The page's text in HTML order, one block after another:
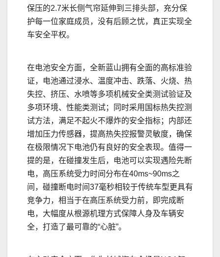
保压的2.7米长侧气帘延伸到三排头部，充分保
护每一位家庭成员，没有后顾之忧，真正实现全
车安全平权。
在电池安全方面，全新蓝山拥有全面的高标准验
证，电池通过浸水、温度冲击、跌落、火烧、热
失控、挤压、水喷等多项机械安全类测试验证及
多项环境、性能类测试；同时采用国标热失控测
试方法，满足不起火不爆炸的安全指标；内部还
增加压力传感器，提高热失控报警灵敏度，确保
在极限情况下电池仍有良好的安全表现。值得一
提的是，在碰撞发生后，电池可以实现遇险先断
电，高压系统受力时间分布在40ms~90ms之
间，碰撞断电时间37毫秒相较于传统车型更具有
竞争力，相当于在高压系统受力前，即完成断
电，大幅度从根源机理方式保障人身及车辆安
全，打造了最可靠的“心脏”。